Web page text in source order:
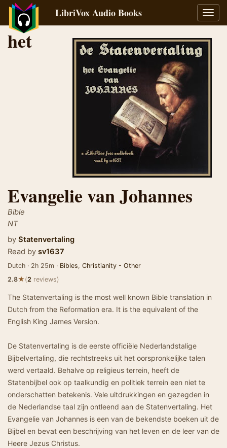
LibriVox Audio Books
het
Evangelie van Johannes
Bible
NT
by Statenvertaling
Read by sv1637
Dutch · 2h 25m · Bibles, Christianity - Other
2.8★(2 reviews)
The Statenvertaling is the most well known Bible translation in
Dutch from the Reformation era. It is the equivalent of the
English King James Version.
De Statenvertaling is de eerste officiële Nederlandstalige
Bijbelvertaling, die rechtstreeks uit het oorspronkelijke talen
werd vertaald. Behalve op religieus terrein, heeft de
Statenbijbel ook op taalkundig en politiek terrein een niet te
onderschatten betekenis. Vele uitdrukkingen en gezegden in
de Nederlandse taal zijn ontleend aan de Statenvertaling. Het
Evangelie van Johannes is een van de bekendste boeken uit de
Bijbel en bevat een beschrijving van het leven en de leer van de
Heere Jezus Christus.